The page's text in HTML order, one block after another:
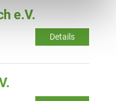
e.V.
Details